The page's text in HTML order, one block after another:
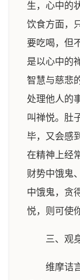
生，心中的
饮食方面，
要吃喝，但
是以心中的
智慧与慈悲
处理他人的
叫禅悦。肚
毕，又会感
在精神上经
财势中饿鬼
中饿鬼，贪
悦，则可使
三、观
维摩诘